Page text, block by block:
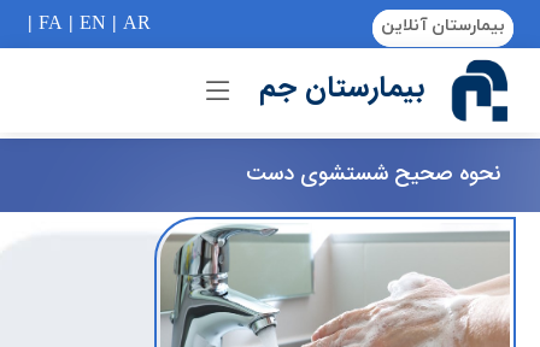
FA| EN | AR
| بیمارستان آنلاین
if (Model != null) {
بیمارستان جم
نحوه صحیح شستشوی دست